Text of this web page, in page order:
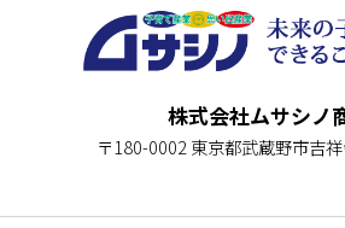
株式会社ムサシノ
〒180-0002 東京都武蔵野市吉